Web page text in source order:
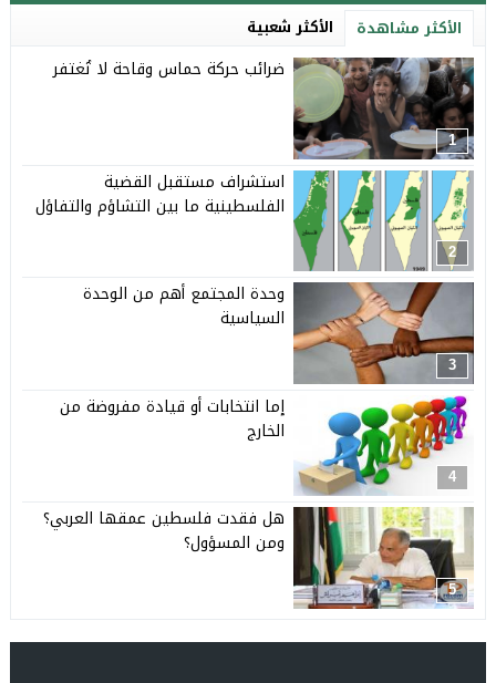
الأكثر مشاهدة الأكثر شعبية
1
ضرائب حركة حماس وقاحة لا تُغتفر
2
استشراف مستقبل القضية
الفلسطينية ما بين التشاؤم والتفاؤل
3
وحدة المجتمع أهم من الوحدة
السياسية
4
إما انتخابات أو قيادة مفروضة من
الخارج
5
هل فقدت فلسطين عمقها العربي؟
ومن المسؤول؟